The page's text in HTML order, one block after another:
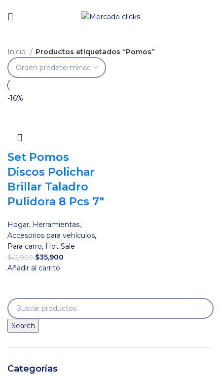
Search
Categorías
Inicio Productos etiquetados “Pomos”
-16%
Set Pomos
Discos Polichar
Brillar Taladro
Pulidora 8 Pcs 7″
Hogar, Herramientas,
Accesorios para vehículos,
Para carro, Hot Sale
$42,900 El
precio
$42,900.
$35,900
$35,900.
Añadir al carrito